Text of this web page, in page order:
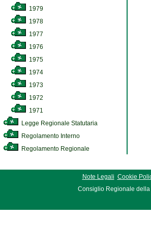
1979
1978
1977
1976
1975
1974
1973
1972
1971
Legge Regionale Statutaria
Regolamento Interno
Regolamento Regionale
Note Legali Cookie
Consiglio Regionale della